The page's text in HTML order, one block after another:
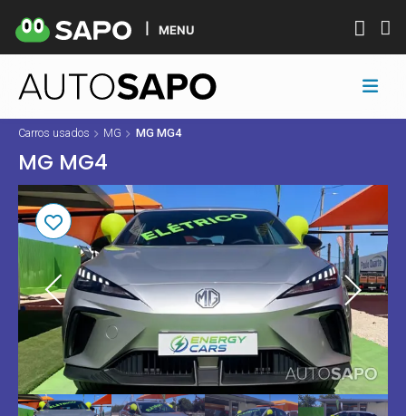
MENU
Carros usados MG MG MG4
MG MG4